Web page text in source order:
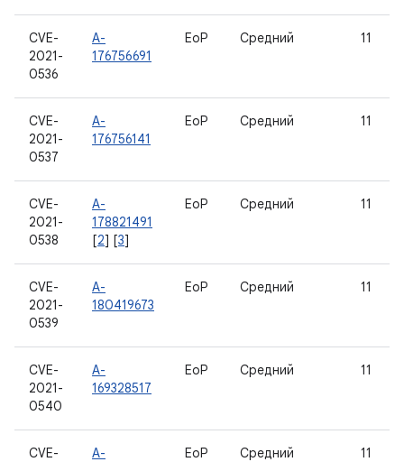
CVE-
2021-
0536
A-
176756691
EoP Средний 11
CVE-
2021-
0537
A-
176756141
EoP Средний 11
CVE-
2021-
0538
A-
178821491
[2] [3]
EoP Средний 11
CVE-
2021-
0539
A-
180419673
EoP Средний 11
CVE-
2021-
0540
A-
169328517
EoP Средний 11
CVE-
A-
EoP Средний 11